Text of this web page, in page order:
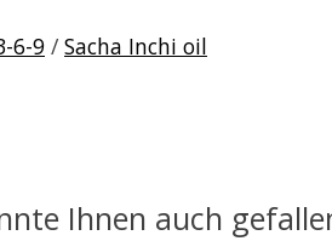
6-9 / Sacha Inchi oil
Ihnen auch